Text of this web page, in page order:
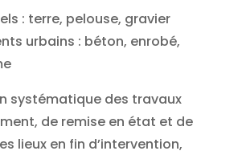
: terre, pelouse, gravier
urbains : béton, enrobé,
systématique des travaux
de remise en état et de
lieux en fin d’intervention,